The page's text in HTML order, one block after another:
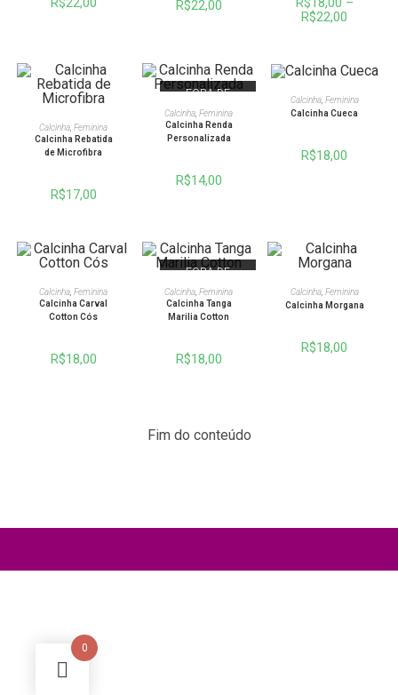
R$22,00
R$22,00
VER OPÇÕES
Calcinha,Feminina
Calcinha Rebatida
de Microfibra
R$17,00
FORA DE
VER OPÇÕES
Calcinha,Feminina
Calcinha Renda
Personalizada
R$14,00
VER OPÇÕES
Calcinha, Feminina
Calcinha Cueca
R$18,00
VER OPÇÕES
Calcinha ,Feminina
Calcinha Carval
Cotton Cós
R$18,00
FORA DE
VER OPÇÕES
Calcinha ,Feminina
Calcinha Tanga
Marilia Cotton
R$18,00
VER OPÇÕES
Calcinha, Feminina
Calcinha Morgana
R$18,00
Fim do conteúdo
0